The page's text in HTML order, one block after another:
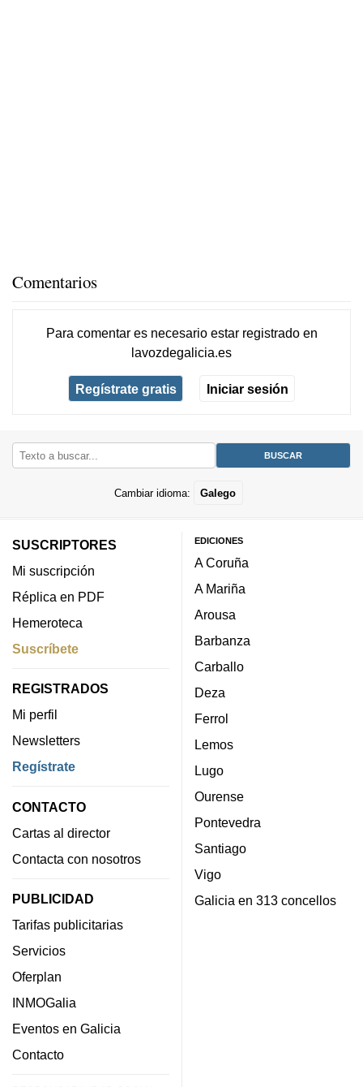
Comentarios
Para comentar es necesario estar registradoen
lavozdegalicia.es
Regístrate gratis Iniciar sesión
Cambiar idioma: Galego
SUSCRIPTORES
Mi suscripción
Réplica en PDF
Hemeroteca
Suscríbete
REGISTRADOS
Mi perfil
Newsletters
Regístrate
CONTACTO
Cartas al director
Contacta con nosotros
PUBLICIDAD
Tarifas publicitarias
Servicios
Oferplan
INMOGalia
Eventos en Galicia
Contacto
EDICIONES
A Coruña
A Mariña
Arousa
Barbanza
Carballo
Deza
Ferrol
Lemos
Lugo
Ourense
Pontevedra
Santiago
Vigo
Galicia en 313 concellos